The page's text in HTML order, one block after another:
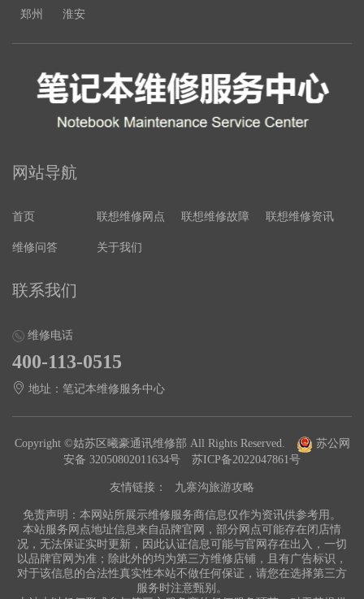
郑州 淮安
网站导航
首页 联想维修网点 联想维修故障 联想维修资讯
维修问答 关于我们
联系我们
维修电话
400-113-0515
地址：笔记本维修服务中心
Copyright ©姑苏区曦豪通讯维修部 All Rights Reserved.
苏公网
安备 32050802011634号
苏ICP备2022047861号
友情链接： 九寨沟旅游攻略
免责声明：本网站所展示维修服务商信息仅作为资讯供参考用。
本站服务网点地址信息来自品牌官网，部分网点可能存在闭店情
况，无法保证实时更新，因此认证信息可能与官网存在出入，一切
以品牌官网为准；除此外的均为第三方维修店铺，且有广告标识，
对于该信息的合法性真实性本站不做任何保证，请您在选择第三方
服务时注意甄别。